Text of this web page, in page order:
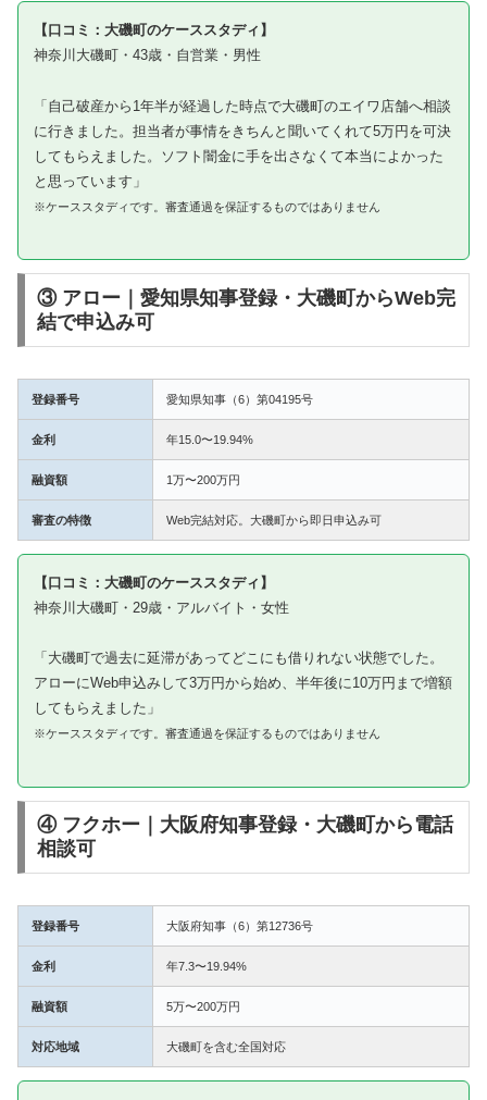
【口コミ：大磯町のケーススタディ】
神奈川大磯町・43歳・自営業・男性
「自己破産から1年半が経過した時点で大磯町のエイワ店舗へ相談
に行きました。担当者が事情をきちんと聞いてくれて5万円を可決
してもらえました。ソフト闇金に手を出さなくて本当によかった
と思っています」
※ケーススタディです。審査通過を保証するものではありません
③ アロー｜愛知県知事登録・大磯町からWeb完
結で申込み可
登録番号 愛知県知事（6）第04195号
金利 年15.0〜19.94%
融資額 1万〜200万円
審査の特徴 Web完結対応。大磯町から即日申込み可
【口コミ：大磯町のケーススタディ】
神奈川大磯町・29歳・アルバイト・女性
「大磯町で過去に延滞があってどこにも借りれない状態でした。
アローにWeb申込みして3万円から始め、半年後に10万円まで増額
してもらえました」
※ケーススタディです。審査通過を保証するものではありません
④ フクホー｜大阪府知事登録・大磯町から電話
相談可
登録番号 大阪府知事（6）第12736号
金利 年7.3〜19.94%
融資額 5万〜200万円
対応地域 大磯町を含む全国対応